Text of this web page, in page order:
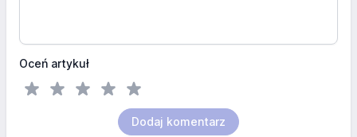
Oceń artykuł
Dodaj komentarz